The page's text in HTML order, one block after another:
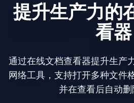
提升生产力的
看器
通过在线文档查看器提升生
网络工具，支持打开多种文件
并在查看后自动删